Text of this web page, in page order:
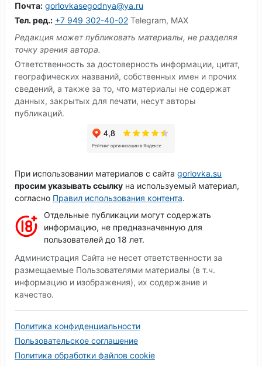
Почта: gorlovkasegodnya@ya.ru
Тел. ред.: +7 949 302-40-02 Telegram, MAX
Редакция может публиковать материалы, не разделяя
точку зрения автора.
Ответственность за достоверность информации, цитат,
географических названий, собственных имен и прочих
сведений, а также за то, что материалы не содержат
данных, закрытых для печати, несут авторы
публикаций.
При использовании материалов с сайта gorlovka.su
просим указывать ссылку на используемый материал,
согласно Правил использования контента.
Отдельные публикации могут содержать
информацию, не предназначенную для
пользователей до 18 лет.
Администрация Сайта не несет ответственности за
размещаемые Пользователями материалы (в т.ч.
информацию и изображения), их содержание и
качество.
Политика конфиденциальности
Пользовательское соглашение
Политика обработки файлов cookie